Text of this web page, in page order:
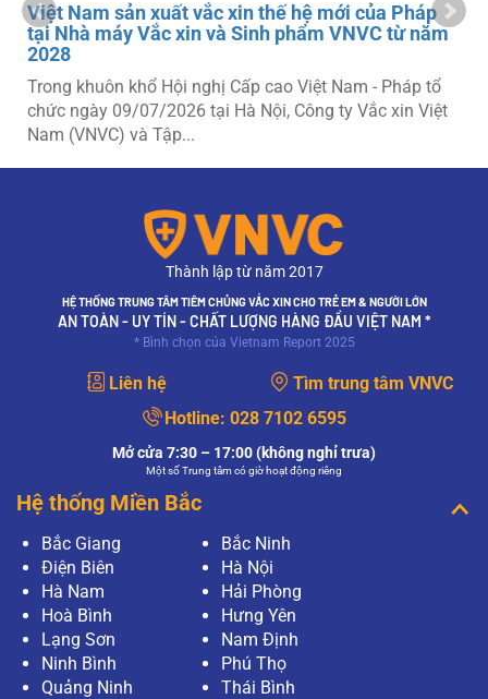
Việt Nam sản xuất vắc xin thế hệ mới của Pháp
tại Nhà máy Vắc xin và Sinh phẩm VNVC từ năm
2028
Trong khuôn khổ Hội nghị Cấp cao Việt Nam - Pháp tổ
chức ngày 09/07/2026 tại Hà Nội, Công ty Vắc xin Việt
Nam (VNVC) và Tập...
Thành lập từ năm 2017
HỆ THỐNG TRUNG TÂM TIÊM CHỦNG VẮC XIN CHO TRẺ EM & NGƯỜI LỚN
AN TOÀN - UY TÍN - CHẤT LƯỢNG HÀNG ĐẦU VIỆT NAM *
* Bình chọn của Vietnam Report 2025
Liên hệ
Tìm trung tâm VNVC
Hotline: 028 7102 6595
Mở cửa 7:30 – 17:00 (không nghỉ trưa)
Một số Trung tâm có giờ hoạt động riêng
Hệ thống Miền Bắc
Bắc Giang
Bắc Ninh
Điện Biên
Hà Nội
Hà Nam
Hải Phòng
Hoà Bình
Hưng Yên
Lạng Sơn
Nam Định
Ninh Bình
Phú Thọ
Quảng Ninh
Thái Bình